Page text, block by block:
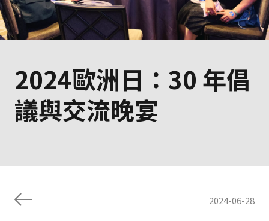
2024歐洲日：30 年倡
議與交流晚宴
2024-06-28